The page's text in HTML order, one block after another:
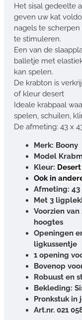
Het sisal gedeelte
geven uw kat
nagels te
te stimuleren.
Een van de
balletje met
kan spelen.
De krabton is
of kleur desert
Ideale krabpaal
spelen, schuilen,
De afmeting: 43 x
Merk: Boony
Model
Kleur:
Ook in
Afmeting: 43
Met 3
Voorzien
hoogtes
Openingen
ligkussentje
1 opening
Bovenop
Robuust en
Bekleding:
Pronkstuk in
Art.nr. 021